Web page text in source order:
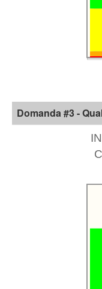
Domanda #3 -